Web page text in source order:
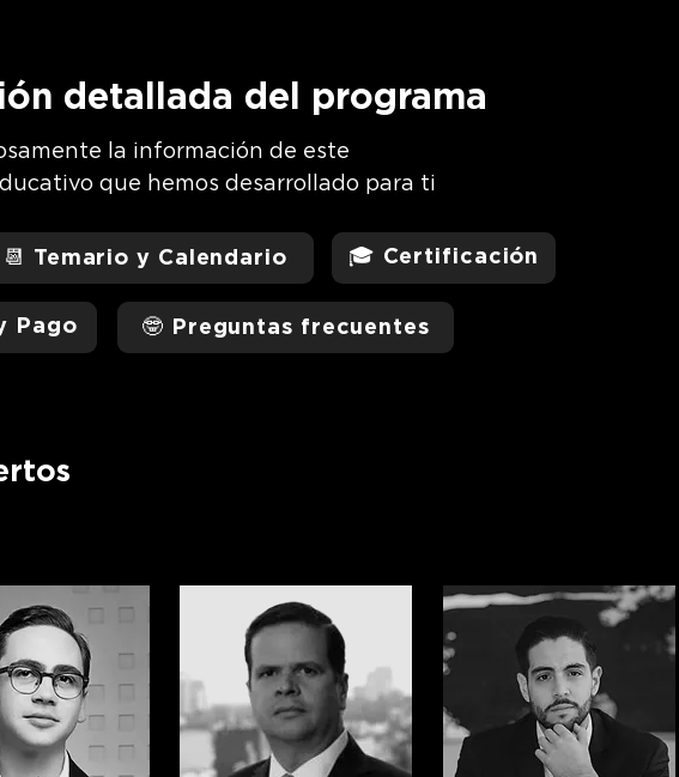
detallada del programa
la información de este
que hemos desarrollado para ti
📆 Temario y Calendario 🎓 Certificación
Pago 🤓 Preguntas frecuentes